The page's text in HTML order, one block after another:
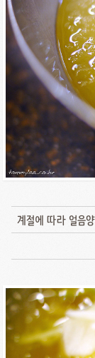
계절에 따라 얼음